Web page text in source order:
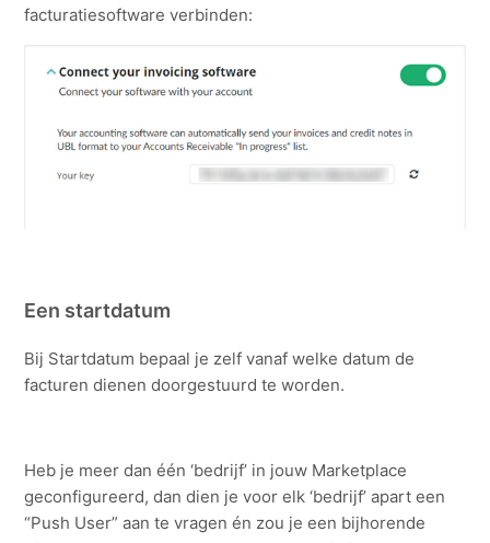
facturatiesoftware verbinden:
Een startdatum
Bij Startdatum bepaal je zelf vanaf welke datum de
facturen dienen doorgestuurd te worden.
Heb je meer dan één ‘bedrijf’ in jouw Marketplace
geconfigureerd, dan dien je voor elk ‘bedrijf’ apart een
“Push User” aan te vragen én zou je een bijhorende